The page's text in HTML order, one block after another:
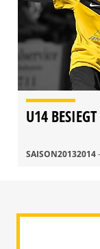
U14
SAISON20132014